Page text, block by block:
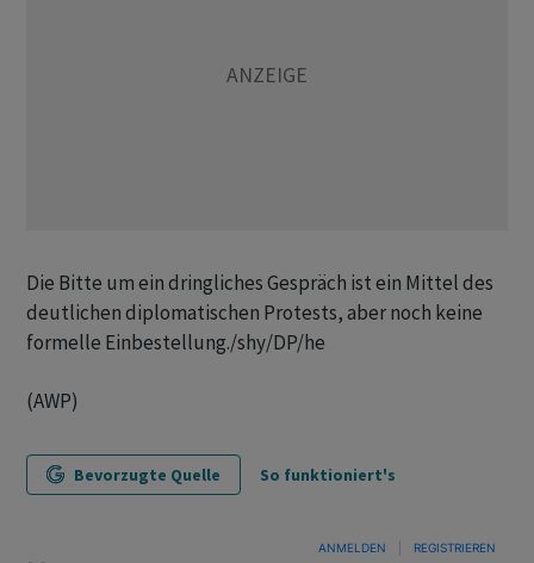
Die Bitte um ein dringliches Gespräch ist ein Mittel des
deutlichen diplomatischen Protests, aber noch keine
formelle Einbestellung./shy/DP/he
(AWP)
Bevorzugte Quelle So funktioniert's
ANMELDEN REGISTRIEREN